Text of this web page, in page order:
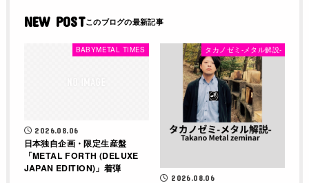
NEW POST
BABYMETAL TIMES
2026.08.06
日本独自企画・限定生産盤
「METAL FORTH (DELUXE
JAPAN EDITION)」着弾
タカノゼミ-メタル解説-
2026.08.06